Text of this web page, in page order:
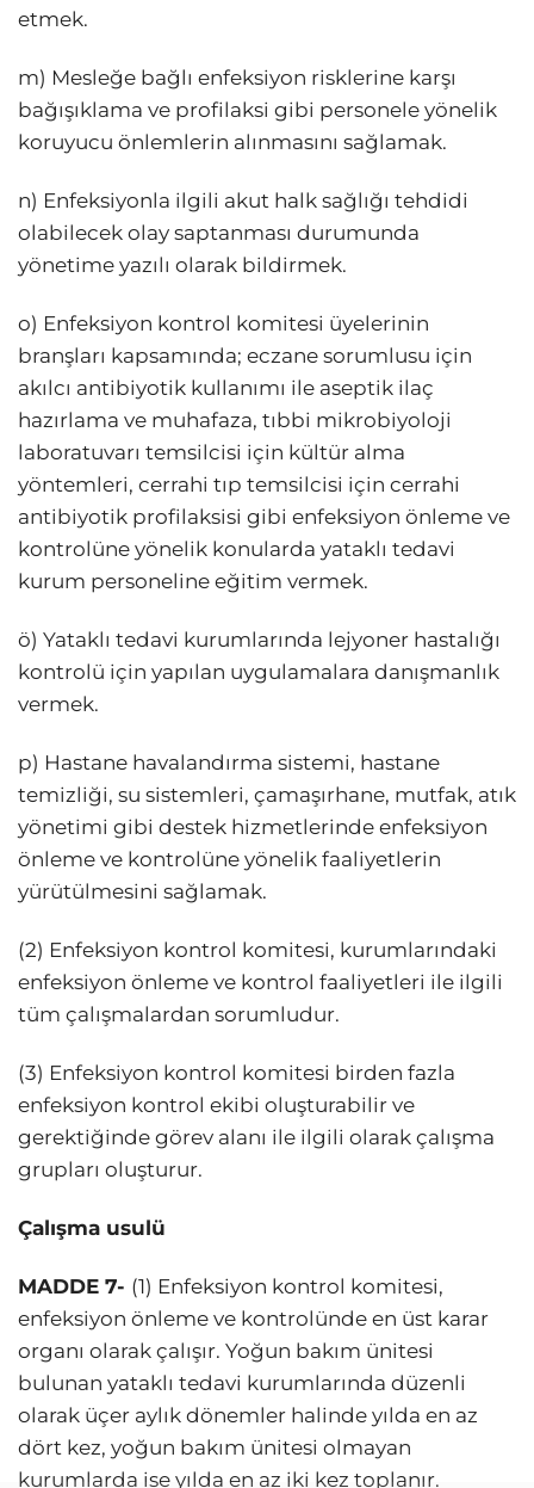
etmek.
m) Mesleğe bağlı enfeksiyon risklerine karşı
bağışıklama ve profilaksi gibi personele yönelik
koruyucu önlemlerin alınmasını sağlamak.
n) Enfeksiyonla ilgili akut halk sağlığı tehdidi
olabilecek olay saptanması durumunda
yönetime yazılı olarak bildirmek.
o) Enfeksiyon kontrol komitesi üyelerinin
branşları kapsamında; eczane sorumlusu için
akılcı antibiyotik kullanımı ile aseptik ilaç
hazırlama ve muhafaza, tıbbi mikrobiyoloji
laboratuvarı temsilcisi için kültür alma
yöntemleri, cerrahi tıp temsilcisi için cerrahi
antibiyotik profilaksisi gibi enfeksiyon önleme ve
kontrolüne yönelik konularda yataklı tedavi
kurum personeline eğitim vermek.
ö) Yataklı tedavi kurumlarında lejyoner hastalığı
kontrolü için yapılan uygulamalara danışmanlık
vermek.
p) Hastane havalandırma sistemi, hastane
temizliği, su sistemleri, çamaşırhane, mutfak, atık
yönetimi gibi destek hizmetlerinde enfeksiyon
önleme ve kontrolüne yönelik faaliyetlerin
yürütülmesini sağlamak.
(2) Enfeksiyon kontrol komitesi, kurumlarındaki
enfeksiyon önleme ve kontrol faaliyetleri ile ilgili
tüm çalışmalardan sorumludur.
(3) Enfeksiyon kontrol komitesi birden fazla
enfeksiyon kontrol ekibi oluşturabilir ve
gerektiğinde görev alanı ile ilgili olarak çalışma
grupları oluşturur.
Çalışma usulü
MADDE 7- (1) Enfeksiyon kontrol komitesi,
enfeksiyon önleme ve kontrolünde en üst karar
organı olarak çalışır. Yoğun bakım ünitesi
bulunan yataklı tedavi kurumlarında düzenli
olarak üçer aylık dönemler halinde yılda en az
dört kez, yoğun bakım ünitesi olmayan
kurumlarda ise yılda en az iki kez toplanır.